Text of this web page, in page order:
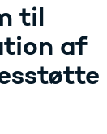
til
af